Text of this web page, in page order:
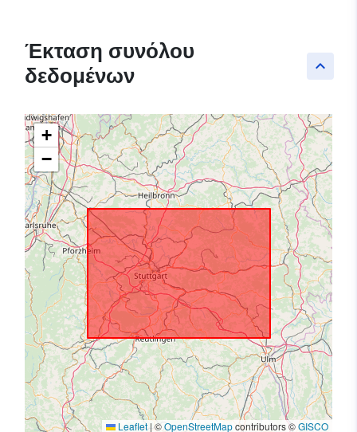
keyboard_arrow_up
Έκταση συνόλου
δεδομένων
+
−
Leaflet | ©OpenStreetMapcontributors ©GISCO